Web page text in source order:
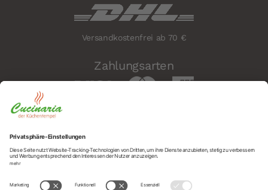
Versandkostenfrei ab 70 €
Zahlungsarten
Sicherheit